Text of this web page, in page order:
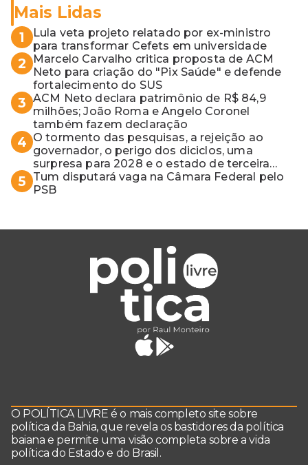
Mais Lidas
1
Lula veta projeto relatado por ex-ministro
para transformar Cefets em universidade
2
Marcelo Carvalho critica proposta de ACM
Neto para criação do "Pix Saúde" e defende
fortalecimento do SUS
3 ACM Neto declara patrimônio de R$ 84,9
milhões; João Roma e Angelo Coronel
também fazem declaração
4 O tormento das pesquisas, a rejeição ao
governador, o perigo dos diciclos, uma
surpresa para 2028 e o estado de terceira
guerra mundial
5
Tum disputará vaga na Câmara Federal pelo
PSB
O POLÍTICA LIVRE é o mais completo site sobre
política da Bahia, que revela os bastidores da política
baiana e permite uma visão completa sobre a vida
política do Estado e do Brasil.